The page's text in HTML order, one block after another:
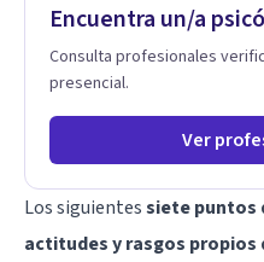
Encuentra un/a
Consulta profesionales
presencial.
Ver
Los siguientessiete puntos
actitudes y rasgos propios